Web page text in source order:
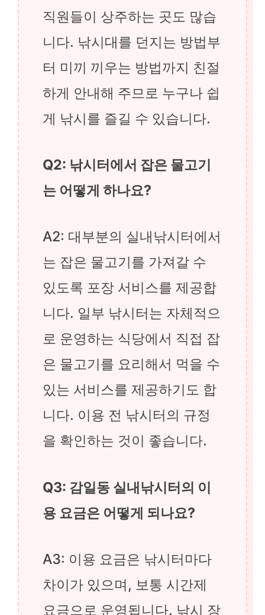
직원들이 상주하는 곳도 많습
니다. 낚시대를 던지는 방법부
터 미끼 끼우는 방법까지 친절
하게 안내해 주므로 누구나 쉽
게 낚시를 즐길 수 있습니다.
Q2: 낚시터에서 잡은 물고기
는 어떻게 하나요?
A2: 대부분의 실내낚시터에서
는 잡은 물고기를 가져갈 수
있도록 포장 서비스를 제공합
니다. 일부 낚시터는 자체적으
로 운영하는 식당에서 직접 잡
은 물고기를 요리해서 먹을 수
있는 서비스를 제공하기도 합
니다. 이용 전 낚시터의 규정
을 확인하는 것이 좋습니다.
Q3: 감일동 실내낚시터의 이
용 요금은 어떻게 되나요?
A3: 이용 요금은 낚시터마다
차이가 있으며, 보통 시간제
요금으로 운영됩니다. 낚시 장